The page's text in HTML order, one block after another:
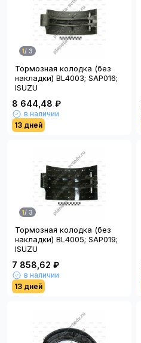
1/ 3
Тормозная колодка (без
накладки) BL4003; SAP016;
ISUZU
8 644,48 ₽
в наличии
13 дней
1/ 3
Тормозная колодка (без
накладки) BL4005; SAP019;
ISUZU
7 858,62 ₽
в наличии
13 дней